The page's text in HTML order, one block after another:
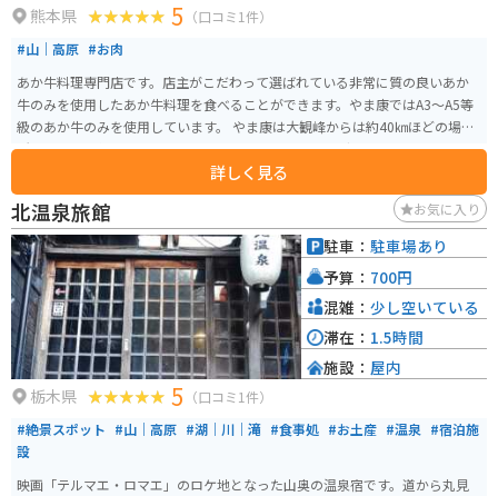
熊本県 5 （口コミ1件）
#山｜高原 #お肉
あか牛料理専門店です。店主がこだわって選ばれている非常に質の良いあか
牛のみを使用したあか牛料理を食べることができます。やま康ではA3～A5等
級のあか牛のみを使用しています。 やま康は大観峰からは約40㎞ほどの場
所、阿蘇郡に位置しているので、阿蘇周辺のツーリングスポットではありま
すが、有名な観光地などのツーリングスポットとは少し離れています。しか
し、平日でも多くの人が訪れており、常に1時間待ちが当たり前のような大人
気店です。
詳しく見る
北温泉旅館 お気に入り
栃木県 5 （口コミ1件）
#絶景スポット #山｜高原 #湖｜川｜滝 #食事処 #お土産 #温泉 #宿泊施
設
映画「テルマエ・ロマエ」のロケ地となった山奥の温泉宿です。道から丸見
駐車： 駐車場あり
予算： 700円
混雑： 少し空いている
滞在： 1.5時間
施設： 屋内